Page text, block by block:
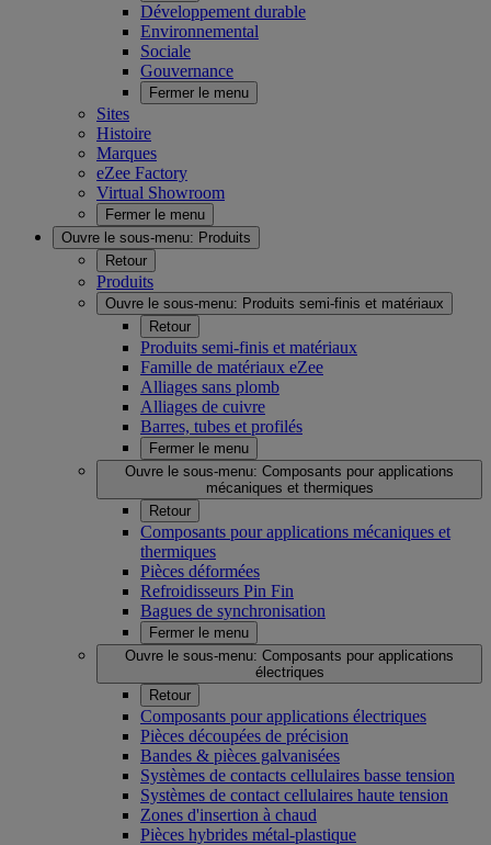
Développement durable
Environnemental
Sociale
Gouvernance
Fermer le menu
Sites
Histoire
Marques
eZee Factory
Virtual Showroom
Fermer le menu
Ouvre le sous-menu: Produits
Retour
Produits
Ouvre le sous-menu: Produits semi-finis et matériaux
Retour
Produits semi-finis et matériaux
Famille de matériaux eZee
Alliages sans plomb
Alliages de cuivre
Barres, tubes et profilés
Fermer le menu
Ouvre le sous-menu: Composants pour applications
mécaniques et thermiques
Retour
Composants pour applications mécaniques et
thermiques
Pièces déformées
Refroidisseurs Pin Fin
Bagues de synchronisation
Fermer le menu
Ouvre le sous-menu: Composants pour applications
électriques
Retour
Composants pour applications électriques
Pièces découpées de précision
Bandes & pièces galvanisées
Systèmes de contacts cellulaires basse tension
Systèmes de contact cellulaires haute tension
Zones d'insertion à chaud
Pièces hybrides métal-plastique